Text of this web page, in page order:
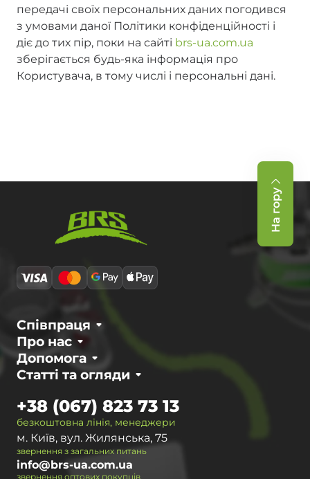
передачі своїх персональних даних погодився
з умовами даної Політики конфіденційності і
діє до тих пір, поки на сайті brs-ua.com.ua
зберігається будь-яка інформація про
Користувача, в тому числі і персональні дані.
На гору
Про нас
Співпраця
Статті та огляди
Допомога
безкоштовна лінія, менеджери
+38 (067) 823 73 13
м. Київ, вул. Жилянська, 75
звернення з загальних питань
info@brs-ua.com.ua
звернення оптових покупців